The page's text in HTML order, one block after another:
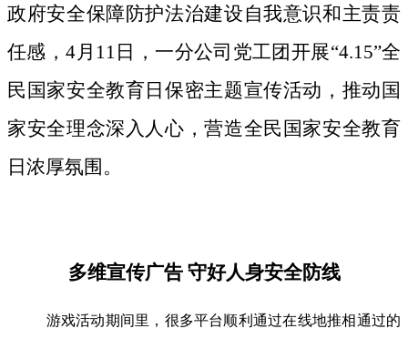
政府安全保障防护法治建设自我意识和主责责
任感，4月11日，一分公司党工团开展“4.15”全
民国家安全教育日保密主题宣传活动，推动国
家安全理念深入人心，营造全民国家安全教育
日浓厚氛围。
多维宣传广告 守好人身安全防线
游戏活动期间里，很多平台顺利通过在线地推相通过的